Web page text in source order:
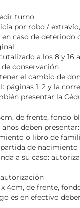
turno
por robo /
caso de deteriodo
a los 8 y 16
conservación
el cambio de
páginas 1, 2 y la
presentar la
de frente, fondo
deben presentar:
o libro de familia
de nacimiento
su caso:
de frente, fondo
es en efectivo